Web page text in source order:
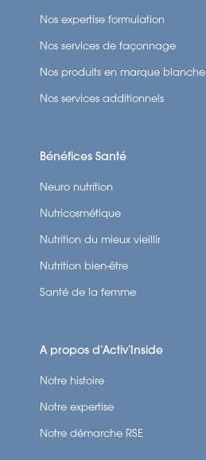
Nos expertise formulation
Nos services de façonnage
Nos produits en marque blanche
Nos services additionnels
Bénéfices Santé
Neuro nutrition
Nutricosmétique
Nutrition du mieux vieillir
Nutrition bien-être
Santé de la femme
A propos d’Activ’Inside
Notre histoire
Notre expertise
Notre démarche RSE